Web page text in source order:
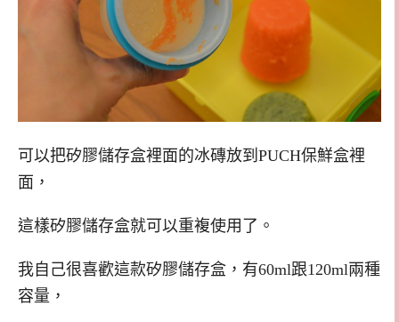
可以把矽膠儲存盒裡面的冰磚放到PUCH保鮮盒裡
面，
這樣矽膠儲存盒就可以重複使用了。
我自己很喜歡這款矽膠儲存盒，有60ml跟120ml兩種
容量，